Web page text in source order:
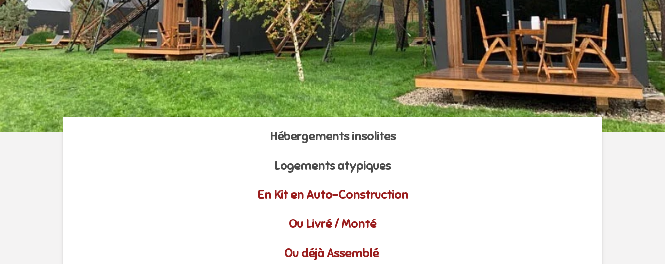
Hébergements insolites
Logements atypiques
En Kit en Auto-Construction
Ou Livré / Monté
Ou déjà Assemblé